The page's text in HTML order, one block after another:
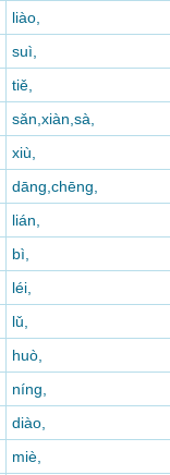
liào,
suì,
tiě,
sǎn,xiàn,sà,
xiù,
dāng,chēng,
lián,
bì,
léi,
lǔ,
huò,
níng,
diào,
miè,